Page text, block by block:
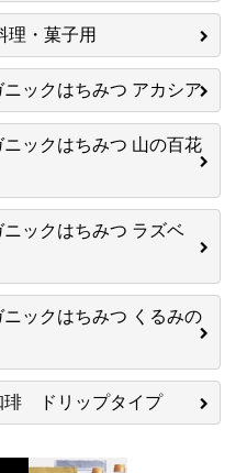
理・菓子用
ニックはちみつ アカシア
ニックはちみつ 山の百花
ニックはちみつ ラズベ
ニックはちみつ くるみの
琲 ドリップタイプ